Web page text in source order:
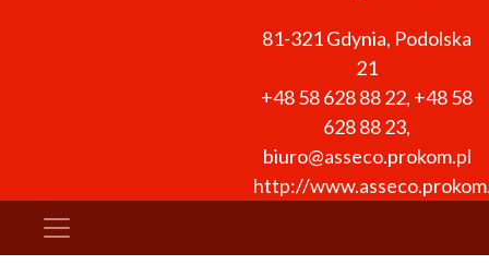
81-321Gdynia, Podolska
21
+48 58 628 88 22, +48 58
628 88 23,
biuro@asseco.prokom.pl
http://